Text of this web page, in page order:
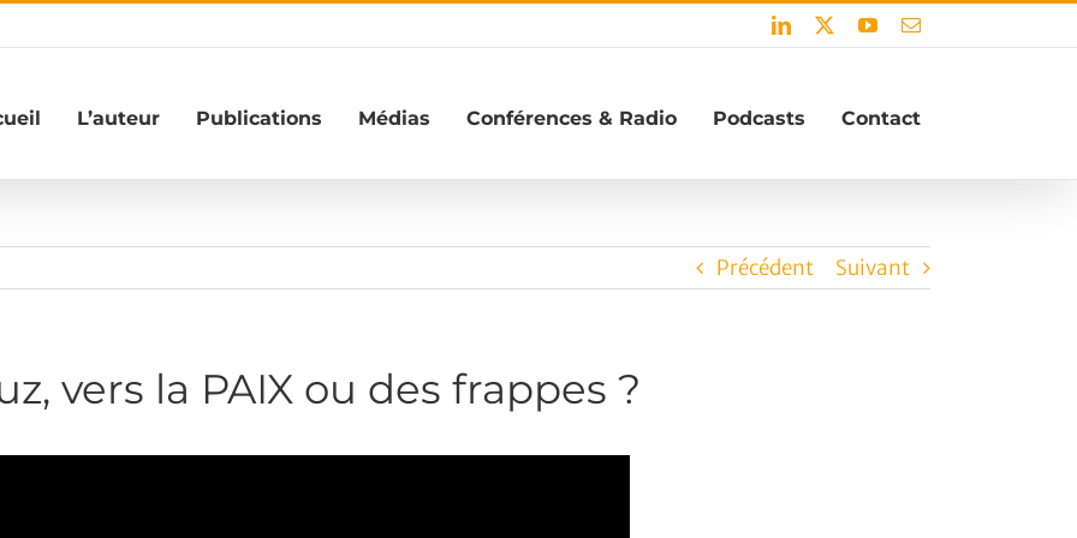
LinkedIn YouTubeEmail
L’auteur Publications Médias Conférences & Radio Podcasts Contact
Précédent Suivant
vers la PAIX ou des frappes ?